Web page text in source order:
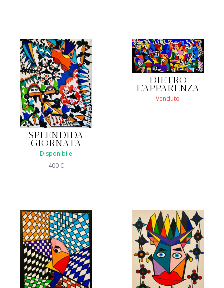
SPLENDIDA
GIORNATA
Disponibile
400€
DIETRO
L'APPARENZA
Venduto